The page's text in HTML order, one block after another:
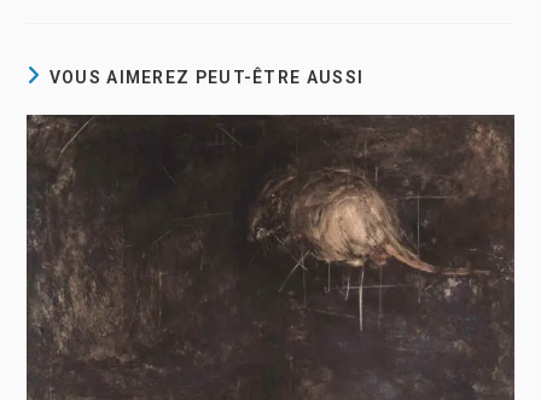
VOUS AIMEREZ PEUT-ÊTRE AUSSI